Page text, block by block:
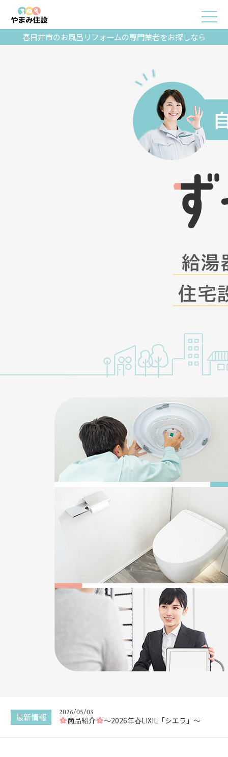
春日井市のお風呂リフォームの専門業者をお探しなら
最新情報
2025/12/22
給湯器の追い焚き配管一つ穴と二つ穴の違い
2026/05/03
商品紹介 〜2026年春LIXIL「シエラ」〜